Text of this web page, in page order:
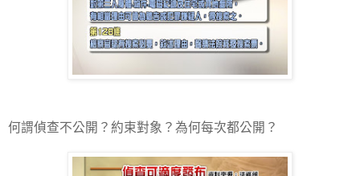
何謂偵查不公開？約束對象？為何每次都公開？